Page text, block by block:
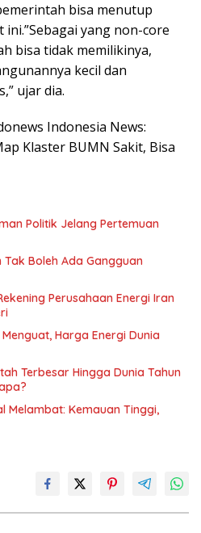
bisa menutup
yang non-core
bisa tidak memilikinya,
kecil dan
ujar dia.
Indonesia News:
Klaster BUMN Sakit, Bisa
Politik Jelang Pertemuan
Boleh Ada Gangguan
Perusahaan Energi Iran
Harga Energi Dunia
Terbesar Hingga Dunia Tahun
Melambat: Kemauan Tinggi,